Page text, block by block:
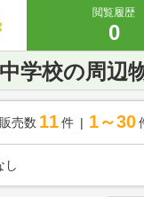
閲覧履歴
0
学校の周辺
販売数 11 件 1～30
し